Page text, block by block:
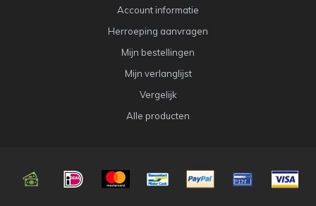
Account informatie
Herroeping aanvragen
Mijn bestellingen
Mijn verlanglijst
Vergelijk
Alle producten